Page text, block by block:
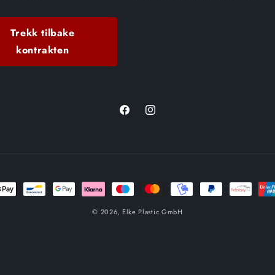
Trekk tilbake
kontrakten
FacebookInstagram
© 2026, Elke Plastic GmbH